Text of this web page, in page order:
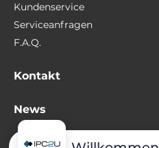
Kundenservice
Serviceanfragen
F.A.Q.
Kontakt
News
Wissenswertes